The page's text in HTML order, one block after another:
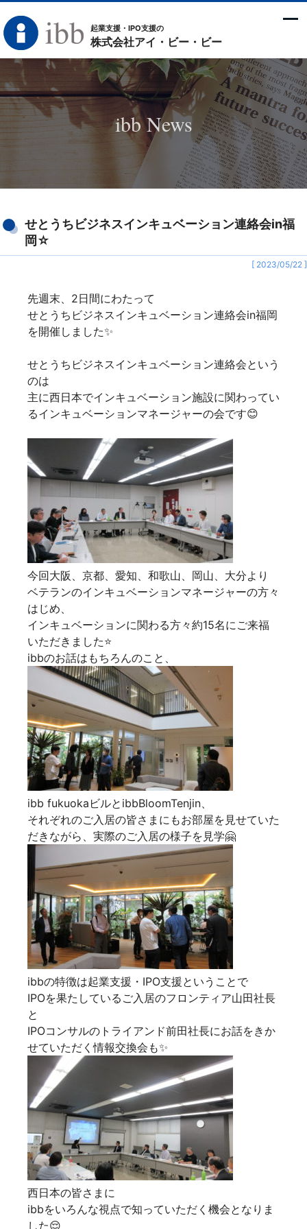
起業支援・IPO支援の
株式会社アイ・ビー・ビー
ibb News
せとうちビジネスインキュベーション連絡会in福
岡☆
[ 2023/05/22 ]
先週末、2日間にわたって
せとうちビジネスインキュベーション連絡会in福岡
を開催しました✨
せとうちビジネスインキュベーション連絡会という
のは
主に西日本でインキュベーション施設に関わってい
るインキュベーションマネージャーの会です😊
今回大阪、京都、愛知、和歌山、岡山、大分より
ベテランのインキュベーションマネージャーの方々
はじめ、
インキュベーションに関わる方々約15名にご来福
いただきました⭐
ibbのお話はもちろんのこと、
ibb fukuokaビルとibbBloomTenjin、
それぞれのご入居の皆さまにもお部屋を見せていた
だきながら、実際のご入居の様子を見学🤗
ibbの特徴は起業支援・IPO支援ということで
IPOを果たしているご入居のフロンティア山田社長
と
IPOコンサルのトライアンド前田社長にお話をきか
せていただく情報交換会も✨
西日本の皆さまに
ibbをいろんな視点で知っていただく機会となりま
した😌